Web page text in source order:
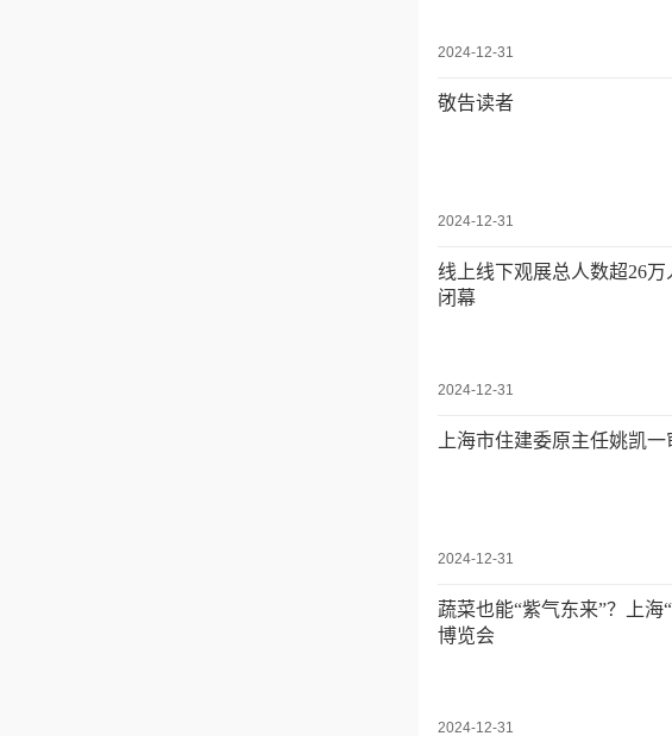
2024-12-31
敬告读者
2024-12-31
线上线下观展总人数超26
闭幕
2024-12-31
上海市住建委原主任姚凯
2024-12-31
蔬菜也能“紫气东来”？上
博览会
2024-12-31